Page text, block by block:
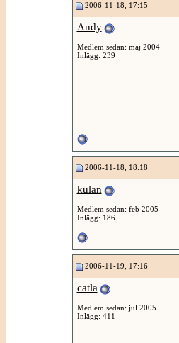
2006-11-18, 17:15
Andy
Medlem sedan: maj 2004
Inlägg: 239
2006-11-18, 18:18
kulan
Medlem sedan: feb 2005
Inlägg: 186
2006-11-19, 17:16
catla
Medlem sedan: jul 2005
Inlägg: 411